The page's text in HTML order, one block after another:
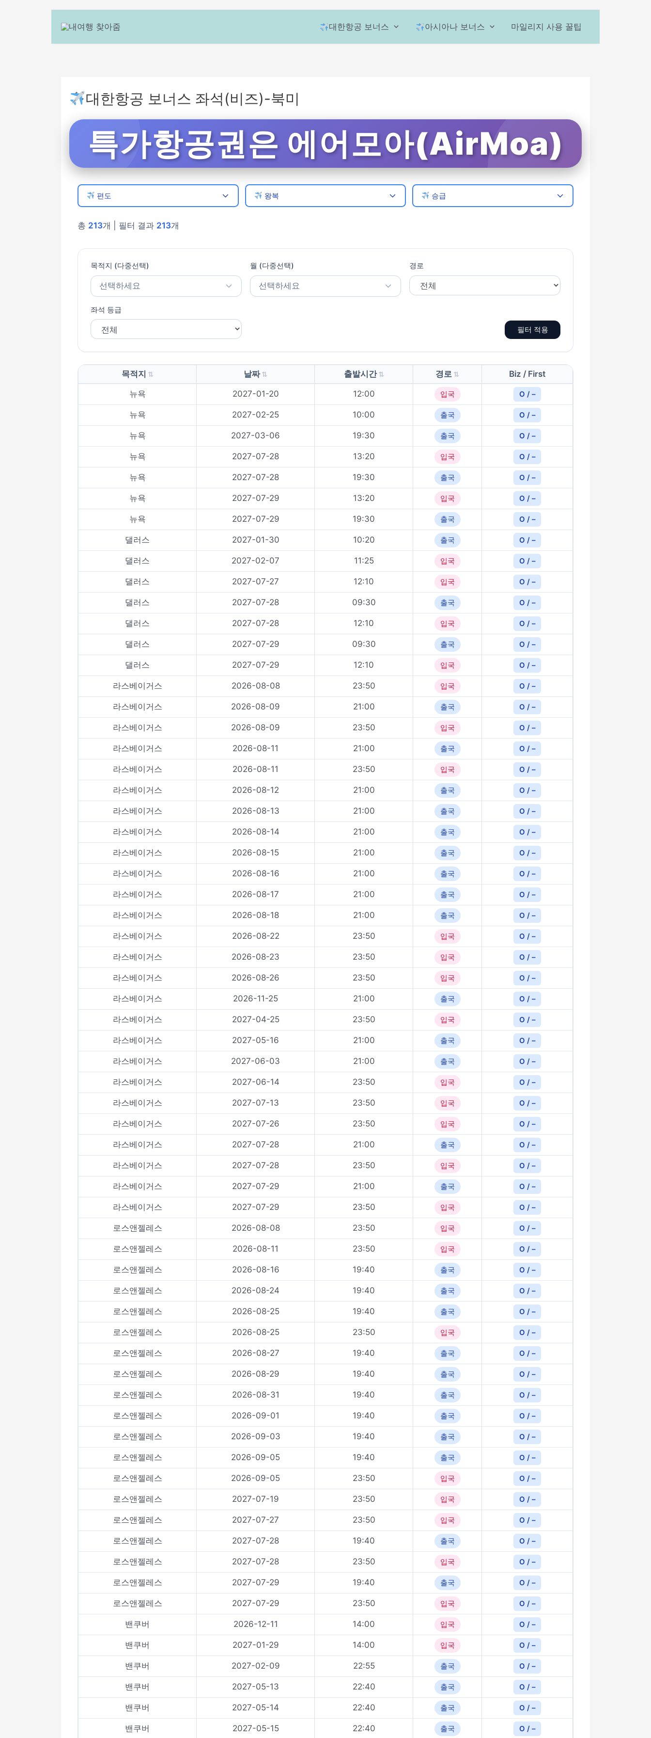
대한항공 보너스 아시아나 보너스 마일리지 사용 꿀팁
대한항공 보너스 좌석(비즈)-북미
특가항공권은 에어모아(AirMoa)
편도 왕복 승급
총 213개 | 필터 결과 213개
목적지 (다중선택)
선택하세요
월 (다중선택)
선택하세요
경로
좌석 등급
필터 적용
목적지 날짜 출발시간 경로 Biz / First
뉴욕 2027-01-20 12:00 입국 O / –
뉴욕 2027-02-25 10:00 출국 O / –
뉴욕 2027-03-06 19:30 출국 O / –
뉴욕 2027-07-28 13:20 입국 O / –
뉴욕 2027-07-28 19:30 출국 O / –
뉴욕 2027-07-29 13:20 입국 O / –
뉴욕 2027-07-29 19:30 출국 O / –
댈러스 2027-01-30 10:20 출국 O / –
댈러스 2027-02-07 11:25 입국 O / –
댈러스 2027-07-27 12:10 입국 O / –
댈러스 2027-07-28 09:30 출국 O / –
댈러스 2027-07-28 12:10 입국 O / –
댈러스 2027-07-29 09:30 출국 O / –
댈러스 2027-07-29 12:10 입국 O / –
라스베이거스 2026-08-08 23:50 입국 O / –
라스베이거스 2026-08-09 21:00 출국 O / –
라스베이거스 2026-08-09 23:50 입국 O / –
라스베이거스 2026-08-11 21:00 출국 O / –
라스베이거스 2026-08-11 23:50 입국 O / –
라스베이거스 2026-08-12 21:00 출국 O / –
라스베이거스 2026-08-13 21:00 출국 O / –
라스베이거스 2026-08-14 21:00 출국 O / –
라스베이거스 2026-08-15 21:00 출국 O / –
라스베이거스 2026-08-16 21:00 출국 O / –
라스베이거스 2026-08-17 21:00 출국 O / –
라스베이거스 2026-08-18 21:00 출국 O / –
라스베이거스 2026-08-22 23:50 입국 O / –
라스베이거스 2026-08-23 23:50 입국 O / –
라스베이거스 2026-08-26 23:50 입국 O / –
라스베이거스 2026-11-25 21:00 출국 O / –
라스베이거스 2027-04-25 23:50 입국 O / –
라스베이거스 2027-05-16 21:00 출국 O / –
라스베이거스 2027-06-03 21:00 출국 O / –
라스베이거스 2027-06-14 23:50 입국 O / –
라스베이거스 2027-07-13 23:50 입국 O / –
라스베이거스 2027-07-26 23:50 입국 O / –
라스베이거스 2027-07-28 21:00 출국 O / –
라스베이거스 2027-07-28 23:50 입국 O / –
라스베이거스 2027-07-29 21:00 출국 O / –
라스베이거스 2027-07-29 23:50 입국 O / –
로스앤젤레스 2026-08-08 23:50 입국 O / –
로스앤젤레스 2026-08-11 23:50 입국 O / –
로스앤젤레스 2026-08-16 19:40 출국 O / –
로스앤젤레스 2026-08-24 19:40 출국 O / –
로스앤젤레스 2026-08-25 19:40 출국 O / –
로스앤젤레스 2026-08-25 23:50 입국 O / –
로스앤젤레스 2026-08-27 19:40 출국 O / –
로스앤젤레스 2026-08-29 19:40 출국 O / –
로스앤젤레스 2026-08-31 19:40 출국 O / –
로스앤젤레스 2026-09-01 19:40 출국 O / –
로스앤젤레스 2026-09-03 19:40 출국 O / –
로스앤젤레스 2026-09-05 19:40 출국 O / –
로스앤젤레스 2026-09-05 23:50 입국 O / –
로스앤젤레스 2027-07-19 23:50 입국 O / –
로스앤젤레스 2027-07-27 23:50 입국 O / –
로스앤젤레스 2027-07-28 19:40 출국 O / –
로스앤젤레스 2027-07-28 23:50 입국 O / –
로스앤젤레스 2027-07-29 19:40 출국 O / –
로스앤젤레스 2027-07-29 23:50 입국 O / –
밴쿠버 2026-12-11 14:00 입국 O / –
밴쿠버 2027-01-29 14:00 입국 O / –
밴쿠버 2027-02-09 22:55 출국 O / –
밴쿠버 2027-05-13 22:40 출국 O / –
밴쿠버 2027-05-14 22:40 출국 O / –
밴쿠버 2027-05-15 22:40 출국 O / –